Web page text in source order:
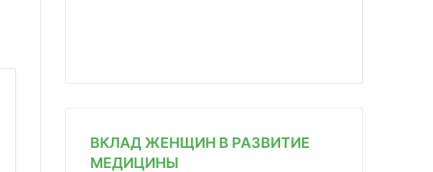
ВКЛАД ЖЕНЩИН В РАЗВИТИЕ
МЕДИЦИНЫ